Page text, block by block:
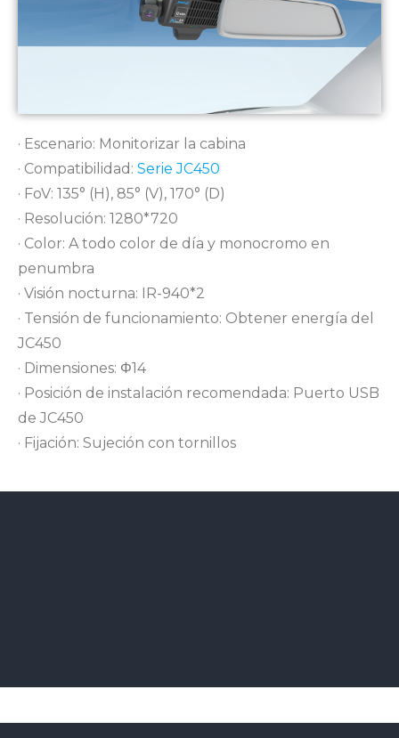
· Escenario: Monitorizar la cabina
· Compatibilidad: Serie JC450
· FoV: 135° (H), 85° (V), 170° (D)
· Resolución: 1280*720
· Color: A todo color de día y monocromo en
penumbra
· Visión nocturna: IR-940*2
· Tensión de funcionamiento: Obtener energía del
JC450
· Dimensiones: Φ14
· Posición de instalación recomendada: Puerto USB
de JC450
· Fijación: Sujeción con tornillos